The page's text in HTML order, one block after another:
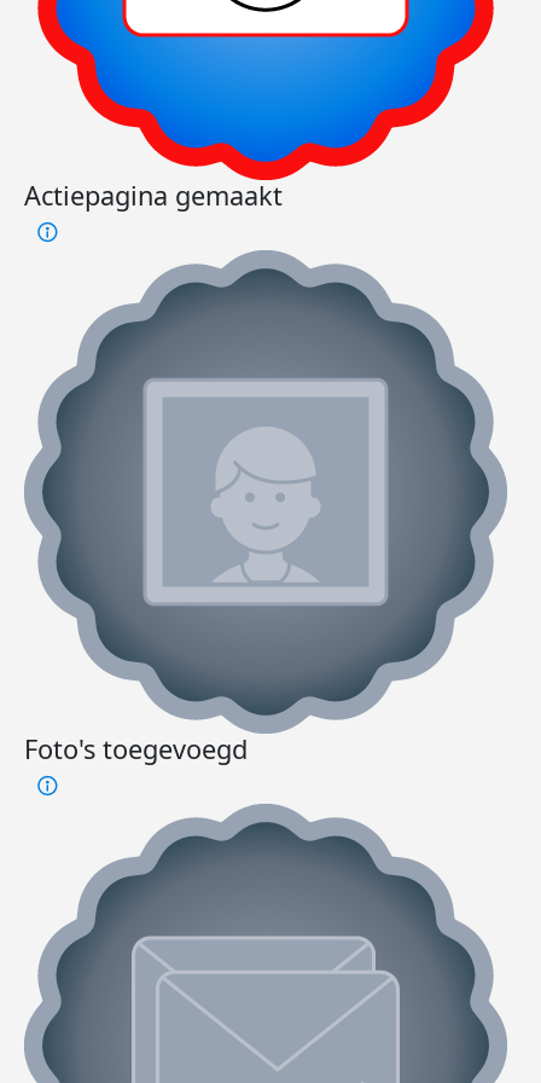
Actiepagina gemaakt
Foto's toegevoegd